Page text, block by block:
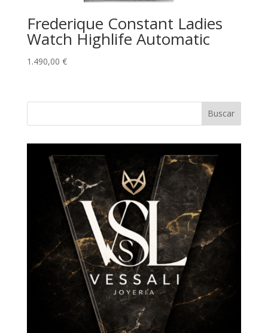
Frederique Constant Ladies
Watch Highlife Automatic
1.490,00 €
Buscar